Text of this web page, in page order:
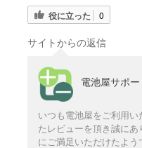
役に立った 0
サイトからの返信
電池屋サポー
いつも電池屋をご利用い
たレビューを頂き誠に
にご満足いただけたよう